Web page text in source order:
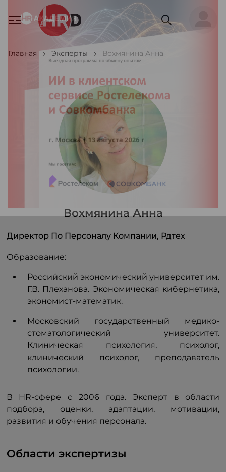
Главная Эксперты Вохмянина Анна
Вохмянина Анна
Директор По Персоналу Компании, Рдтех
Образование:
Российский экономический университет им.
Г.В. Плеханова. Экономическая кибернетика,
экономист-математик.
Московский государственный медико-
стоматологический университет.
Клиническая психология, психолог,
клинический психолог, преподаватель
психологии.
В HR-сфере с 2006 года. Эксперт в области
подбора, оценки, адаптации, мотивации,
развития и обучения персонала.
Области экспертизы